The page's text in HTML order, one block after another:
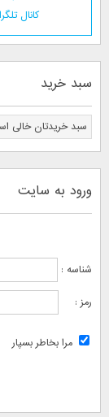
کانال
سبد خرید
سبد خریدتان خالی
ورود به سایت
شناسه :
رمز :
مرا بخاطر بسپار